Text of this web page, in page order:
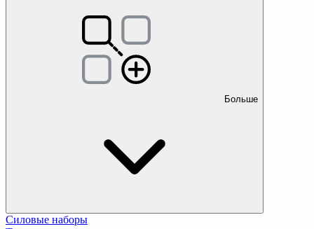
Больше
Силовые наборы